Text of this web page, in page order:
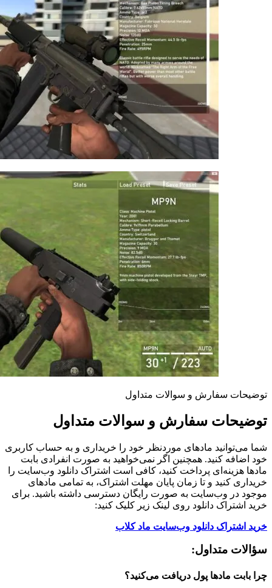
توضیحات سفارش و سوالات متداول
توضیحات سفارش و سوالات متداول
شما می‌توانید مادهای موردنظر خود را خریداری و به حساب کاربری
خود اضافه کنید. همچنین اگر نمی‌خواهید به صورت انفرادی بابت
مادها هزینه‌ای پرداخت کنید، کافی است اشتراک دانلود وب‌سایت را
خریداری کنید و تا زمان پایان مهلت اشتراک، به تمامی مادهای
موجود در وب‌سایت به صورت رایگان دسترسی داشته باشید. برای
خرید اشتراک دانلود روی لینک زیر کلیک کنید:
خرید اشتراک دانلود وب‌سایت ماد کلاب
سؤالات متداول:
چرا بابت مادها پول دریافت می‌کنید؟